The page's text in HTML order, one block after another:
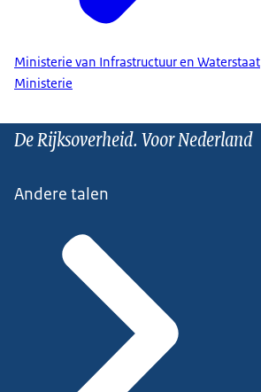
Ministerie van Infrastructuur en Waterstaat
Ministerie
De Rijksoverheid. Voor Nederland
Andere talen